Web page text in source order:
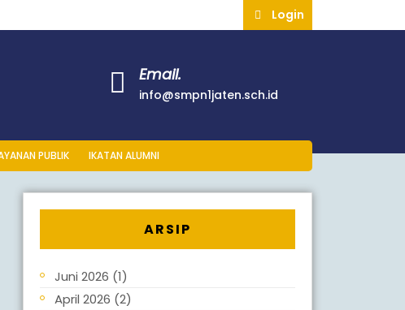
Login
Email.
info@smpn1jaten.sch.id
PUBLIK IKATAN ALUMNI
ARSIP
Juni 2026 (1)
April 2026 (2)